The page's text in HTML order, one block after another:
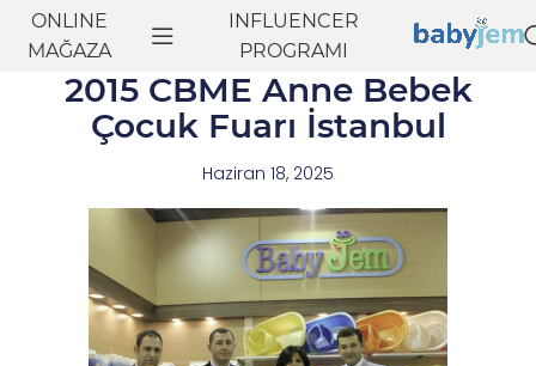
ONLINE
MAĞAZA
INFLUENCER
PROGRAMI
2015 CBME Anne Bebek
Çocuk Fuarı İstanbul
Haziran 18, 2025